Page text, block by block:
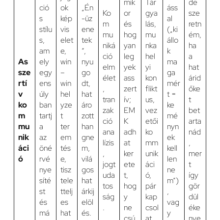
As
sze
rtí
v
ko
m
mu
nik
áci
ó
ció
s
stílu
s,
am
ely
egy
ens
úly
ban
tartj
a
az
öné
rvé
nye
síté
st
és
má
ok
kép
vis
elet
e,
win
–
win
hel
yze
t
ter
em
tés
e,
tisz
tele
ttelj
es
hat
„Én
-üz
ene
tek
”,
nyu
go
dt,
hat
áro
zott
han
gne
m,
vilá
gos
hat
árkij
elöl
és.
Ko
m
mu
niká
ció
elm
élet
,
tran
zak
ció
ana
lízis
,
jogt
uda
tos
ság
.
or
és
hog
yan
leg
yek
ass
zert
ív;
EM
K
adh
at
ker
ete
t,
hog
y
ne
gya
lás,
mu
nka
hel
yi
kon
flikt
us,
vez
etői
ko
mm
unik
áci
ó,
pár
kap
csol
áss
al
(„ki
állo
k
ma
ga
mér
t =
ke
mé
nyn
ek
kell
len
ne
m”)
,
vag
y
sze
retn
ém,
ha
a
hat
árid
őke
t
bet
arta
nád
,
mer
t
így
gör
dül
éke